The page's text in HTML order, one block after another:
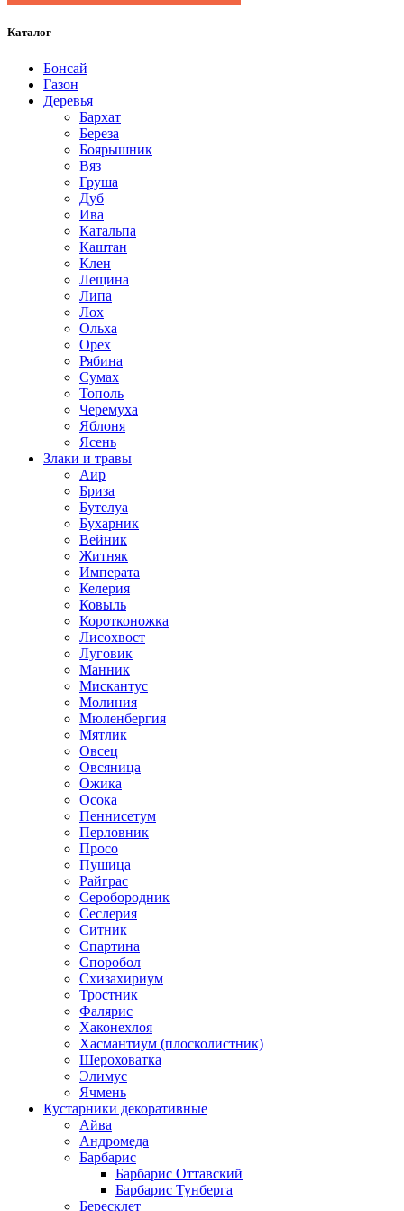
Каталог
Бонсай
Газон
Деревья
Бархат
Береза
Боярышник
Вяз
Груша
Дуб
Ива
Катальпа
Каштан
Клен
Лещина
Липа
Лох
Ольха
Орех
Рябина
Сумах
Тополь
Черемуха
Яблоня
Ясень
Злаки и травы
Аир
Бриза
Бутелуа
Бухарник
Вейник
Житняк
Императа
Келерия
Ковыль
Коротконожка
Лисохвост
Луговик
Манник
Мискантус
Молиния
Мюленбергия
Мятлик
Овсец
Овсяница
Ожика
Осока
Пеннисетум
Перловник
Просо
Пушица
Райграс
Серобородник
Сеслерия
Ситник
Спартина
Споробол
Схизахириум
Тростник
Фалярис
Хаконехлоя
Хасмантиум (плосколистник)
Шероховатка
Элимус
Ячмень
Кустарники декоративные
Айва
Андромеда
Барбарис
Барбарис Оттавский
Барбарис Тунберга
Бересклет